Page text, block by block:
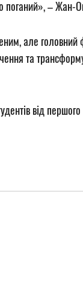
поганий», – Жан-
але головний
та
від